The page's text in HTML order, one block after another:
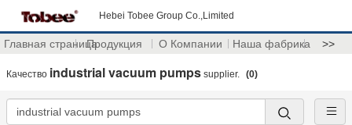
Hebei Tobee Group Co.,Limited
Главная страницаПродукция О Компании Наша фабрика >>
Качество industrial vacuum pumps supplier. (0)